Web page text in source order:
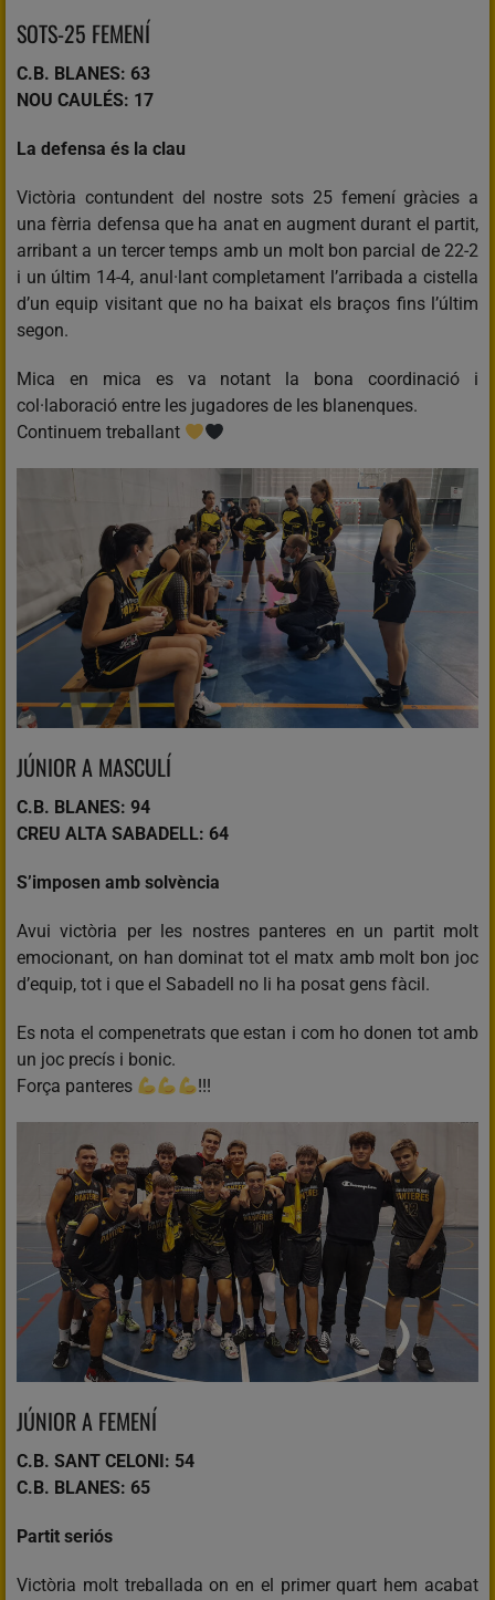
SOTS-25 FEMENÍ
C.B. BLANES: 63
NOU CAULÉS: 17
La defensa és la clau
Victòria contundent del nostre sots 25 femení gràcies a
una fèrria defensa que ha anat en augment durant el partit,
arribant a un tercer temps amb un molt bon parcial de 22-2
i un últim 14-4, anul·lant completament l’arribada a cistella
d’un equip visitant que no ha baixat els braços fins l’últim
segon.
Mica en mica es va notant la bona coordinació i
col·laboració entre les jugadores de les blanenques.
Continuem treballant
JÚNIOR A MASCULÍ
C.B. BLANES: 94
CREU ALTA SABADELL: 64
S’imposen amb solvència
Avui victòria per les nostres panteres en un partit molt
emocionant, on han dominat tot el matx amb molt bon joc
d’equip, tot i que el Sabadell no li ha posat gens fàcil.
Es nota el compenetrats que estan i com ho donen tot amb
un joc precís i bonic.
Força panteres
!!!
JÚNIOR A FEMENÍ
C.B. SANT CELONI: 54
C.B. BLANES: 65
Partit seriós
Victòria molt treballada on en el primer quart hem acabat